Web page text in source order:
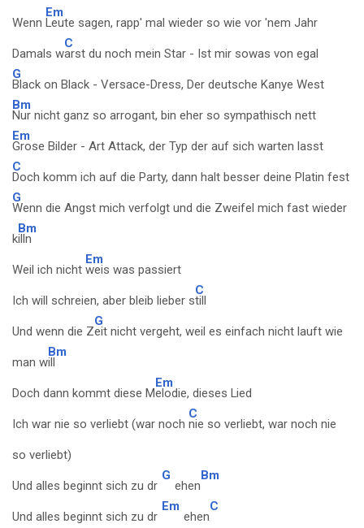
Wenn
Em
Leute sagen, rapp' mal wieder so wie vor 'nem Jahr
Damals w
C
arst du noch mein Star - Ist mir sowas von egal
G
Black on Black - Versace-Dress, Der deutsche Kanye West
Bm
Nur nicht ganz so arrogant, bin eher so sympathisch nett
Em
Grose Bilder - Art Attack, der Typ der auf sich warten lasst
C
Doch komm ich auf die Party, dann halt besser deine Platin fest
G
Wenn die Angst mich verfolgt und die Zweifel mich fast wieder
k
Bm
illn
Weil ich nicht
Em
weis was passiert
Ich will schreien, aber bleib lieber s
C
till
Und wenn die Z
G
eit nicht vergeht, weil es einfach nicht lauft wie
man w
Bm
ill
Doch dann kommt diese M
Em
elodie, dieses Lied
Ich war nie so verliebt (war noch
C
nie so verliebt, war noch nie
so verliebt)
Und alles beginnt sich zu dr
G
ehen
Bm
Und alles beginnt sich zu dr
Em
ehen
C